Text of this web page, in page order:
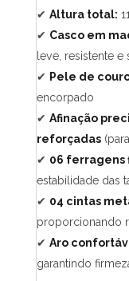
✔ Altura total:
✔ Casco em
leve, resistente e
✔ Pele de
encorpado
✔ Afinação
reforçadas
✔ 06 ferragens
estabilidade das
✔ 04 cintas
proporcionando
✔ Aro
garantindo